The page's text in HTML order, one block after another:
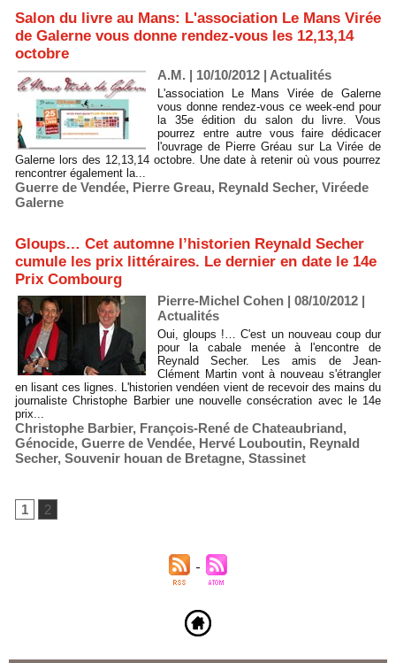
Salon du livre au Mans: L'association Le Mans Virée
de Galerne vous donne rendez-vous les 12,13,14
octobre
A.M. | 10/10/2012 | Actualités
L'association Le Mans Virée de Galerne
vous donne rendez-vous ce week-end pour
la 35e édition du salon du livre. Vous
pourrez entre autre vous faire dédicacer
l'ouvrage de Pierre Gréau sur La Virée de
Galerne lors des 12,13,14 octobre. Une date à retenir où vous pourrez
rencontrer également la...
Guerre de Vendée, Pierre Greau, Reynald Secher, Viréede
Galerne
Gloups… Cet automne l’historien Reynald Secher
cumule les prix littéraires. Le dernier en date le 14e
Prix Combourg
Pierre-Michel Cohen | 08/10/2012 |
Actualités
Oui, gloups !… C'est un nouveau coup dur
pour la cabale menée à l'encontre de
Reynald Secher. Les amis de Jean-
Clément Martin vont à nouveau s'étrangler
en lisant ces lignes. L'historien vendéen vient de recevoir des mains du
journaliste Christophe Barbier une nouvelle consécration avec le 14e
prix...
Christophe Barbier, François-René de Chateaubriand,
Génocide, Guerre de Vendée, Hervé Louboutin, Reynald
Secher, Souvenir houan de Bretagne, Stassinet
1 2